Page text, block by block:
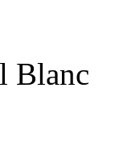
Blanc